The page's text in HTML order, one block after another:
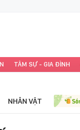
TÂM SỰ - GIA ĐÌNH
NHÂN VẬT